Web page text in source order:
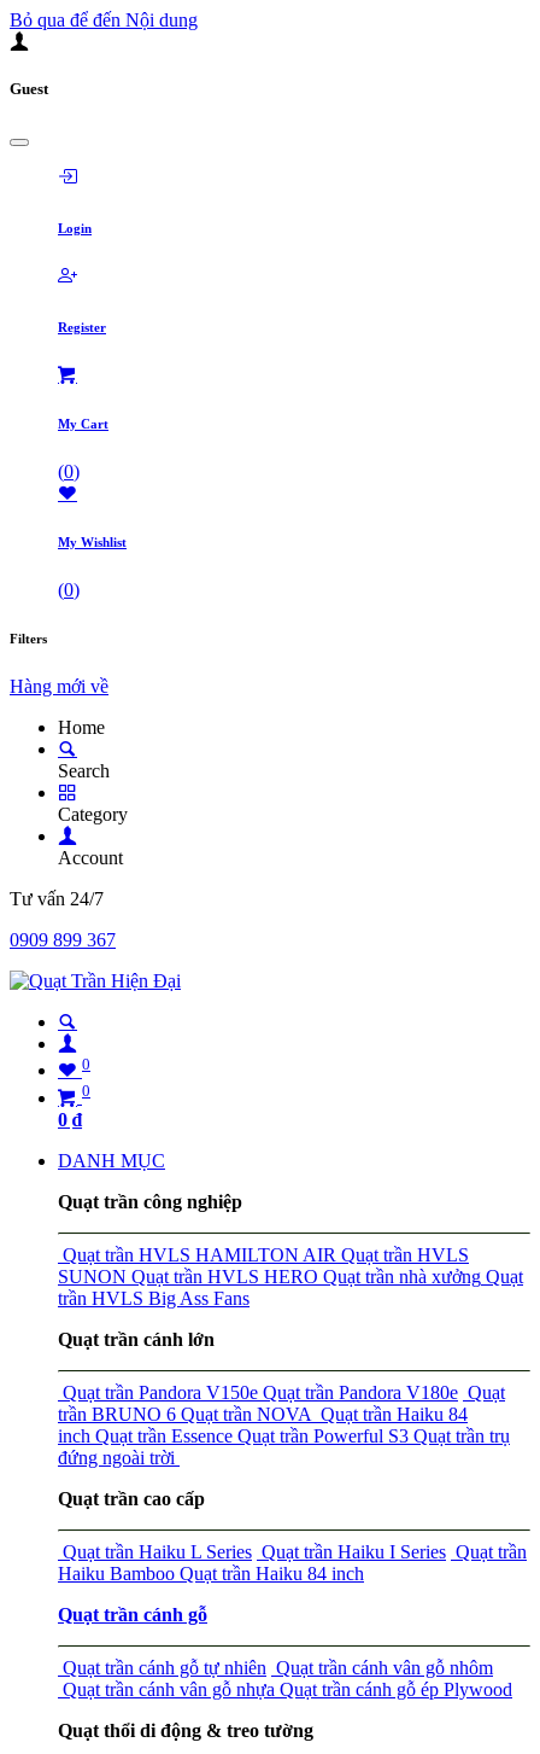
Bỏ qua để đến Nội dung
Guest
Login
Register
My Cart
(0)
My Wishlist
(0)
Filters
Hàng mới về
Home
Search
Category
Account
Tư vấn 24/7
0909 899 367
0
0
0 ₫
DANH MỤC
Quạt trần công nghiệp
Quạt trần HVLS HAMILTON AIR Quạt trần HVLS
SUNON Quạt trần HVLS HERO Quạt trần nhà xưởng Quạt
trần HVLS Big Ass Fans
Quạt trần cánh lớn
Quạt trần Pandora V150e Quạt trần Pandora V180e Quạt
trần BRUNO 6 Quạt trần NOVA Quạt trần Haiku 84
inch Quạt trần Essence Quạt trần Powerful S3 Quạt trần trụ
đứng ngoài trời
Quạt trần cao cấp
Quạt trần Haiku L Series Quạt trần Haiku I Series Quạt trần
Haiku Bamboo Quạt trần Haiku 84 inch
Quạt trần cánh gỗ
Quạt trần cánh gỗ tự nhiên Quạt trần cánh vân gỗ nhôm
Quạt trần cánh vân gỗ nhựa Quạt trần cánh gỗ ép Plywood
Quạt thổi di động & treo tường